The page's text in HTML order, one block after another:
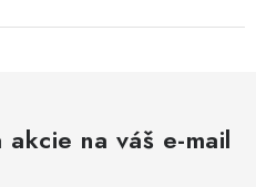
na váš e-mail